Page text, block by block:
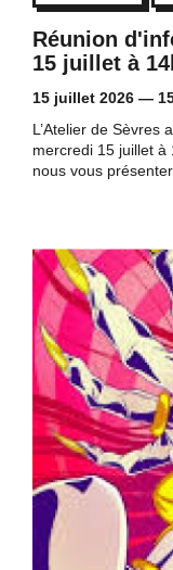
Réunion
15 juillet à
15 juillet 2026 —
L’Atelier de Sèvres
mercredi 15 juillet
nous vous